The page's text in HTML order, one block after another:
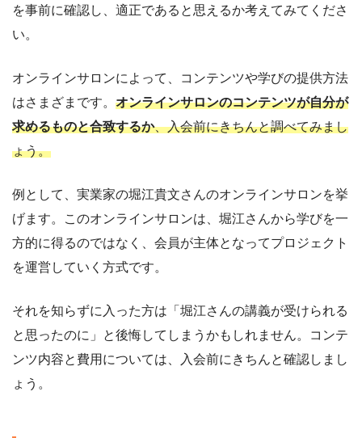
を事前に確認し、適正であると思えるか考えてみてくださ
い。
オンラインサロンによって、コンテンツや学びの提供方法
はさまざまです。 オンラインサロンのコンテンツが自分が
求めるものと合致するか、入会前にきちんと調べてみまし
ょう。
例として、実業家の堀江貴文さんのオンラインサロンを挙
げます。このオンラインサロンは、堀江さんから学びを一
方的に得るのではなく、会員が主体となってプロジェクト
を運営していく方式です。
それを知らずに入った方は「堀江さんの講義が受けられる
と思ったのに」と後悔してしまうかもしれません。コンテ
ンツ内容と費用については、入会前にきちんと確認しまし
ょう。